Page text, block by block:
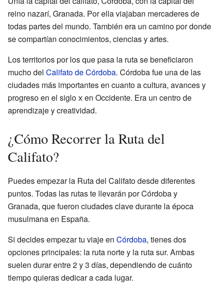
reino nazarí, Granada. Por ella viajaban mercaderes de
todas partes del mundo. También era un camino por donde
se compartían conocimientos, ciencias y artes.
Los territorios por los que pasa la ruta se beneficiaron
mucho del Califato de Córdoba. Córdoba fue una de las
ciudades más importantes en cuanto a cultura, avances y
progreso en el siglox en Occidente. Era un centro de
aprendizaje y creatividad.
¿Cómo Recorrer la Ruta del
Califato?
Puedes empezar la Ruta del Califato desde diferentes
puntos. Todas las rutas te llevarán por Córdoba y
Granada, que fueron ciudades clave durante la época
musulmana en España.
Si decides empezar tu viaje en Córdoba, tienes dos
opciones principales: la ruta norte y la ruta sur. Ambas
suelen durar entre 2 y 3 días, dependiendo de cuánto
tiempo quieras dedicar a cada lugar.